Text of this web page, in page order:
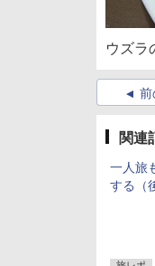
ウズラ
前
関連
一人旅
する（